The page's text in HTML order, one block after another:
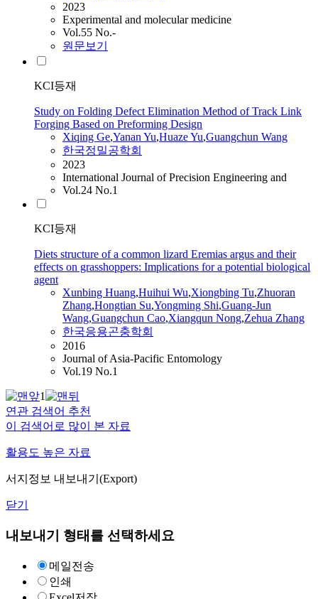
2023
Experimental and molecular medicine
Vol.55 No.-
원문보기
KCI등재
Study on Folding Defect Elimination Method of Track Link
Forging Based on Preforming Design
Xiqing Ge,Yanan Yu,Huaze Yu,Guangchun Wang
한국정밀공학회
2023
International Journal of Precision Engineering and
Vol.24 No.1
KCI등재
Diets structure of a common lizard Eremias argus and their
effects on grasshoppers: Implications for a potential biological
agent
Xunbing Huang,Huihui Wu,Xiongbing Tu,Zhuoran
Zhang,Hongtian Su,Yongming Shi,Guang-Jun
Wang,Guangchun Cao,Xiangqun Nong,Zehua Zhang
한국응용곤충학회
2016
Journal of Asia-Pacific Entomology
Vol.19 No.1
1
연관 검색어 추천
이 검색어로 많이 본 자료
활용도 높은 자료
서지정보 내보내기(Export)
닫기
내보내기 형태를 선택하세요
메일전송
인쇄